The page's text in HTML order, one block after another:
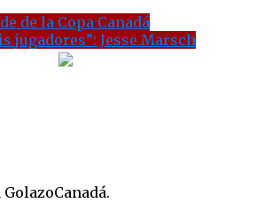
de la Copa Canadá
jugadores”: Jesse Marsch